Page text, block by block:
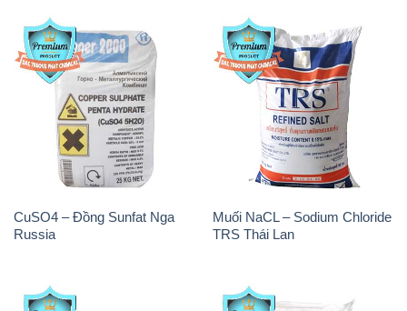
CuSO4 – Đồng Sunfat Nga
Russia
Muối NaCL – Sodium Chloride
TRS Thái Lan